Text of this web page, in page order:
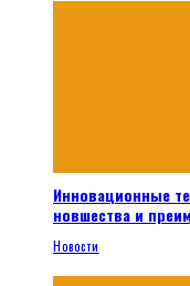
Инновационные
новшества и
Новости